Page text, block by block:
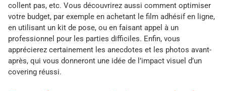
collent pas, etc. Vous découvrirez aussi comment optimiser
votre budget, par exemple en achetant le film adhésif en ligne,
en utilisant un kit de pose, ou en faisant appel à un
professionnel pour les parties difficiles. Enfin, vous
apprécierez certainement les anecdotes et les photos avant-
après, qui vous donneront une idée de l’impact visuel d’un
covering réussi.